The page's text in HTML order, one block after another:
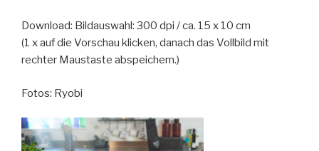
Download: Bildauswahl: 300 dpi / ca. 15 x 10 cm
(1 x auf die Vorschau klicken, danach das Vollbild mit
rechter Maustaste abspeichern.)
Fotos: Ryobi